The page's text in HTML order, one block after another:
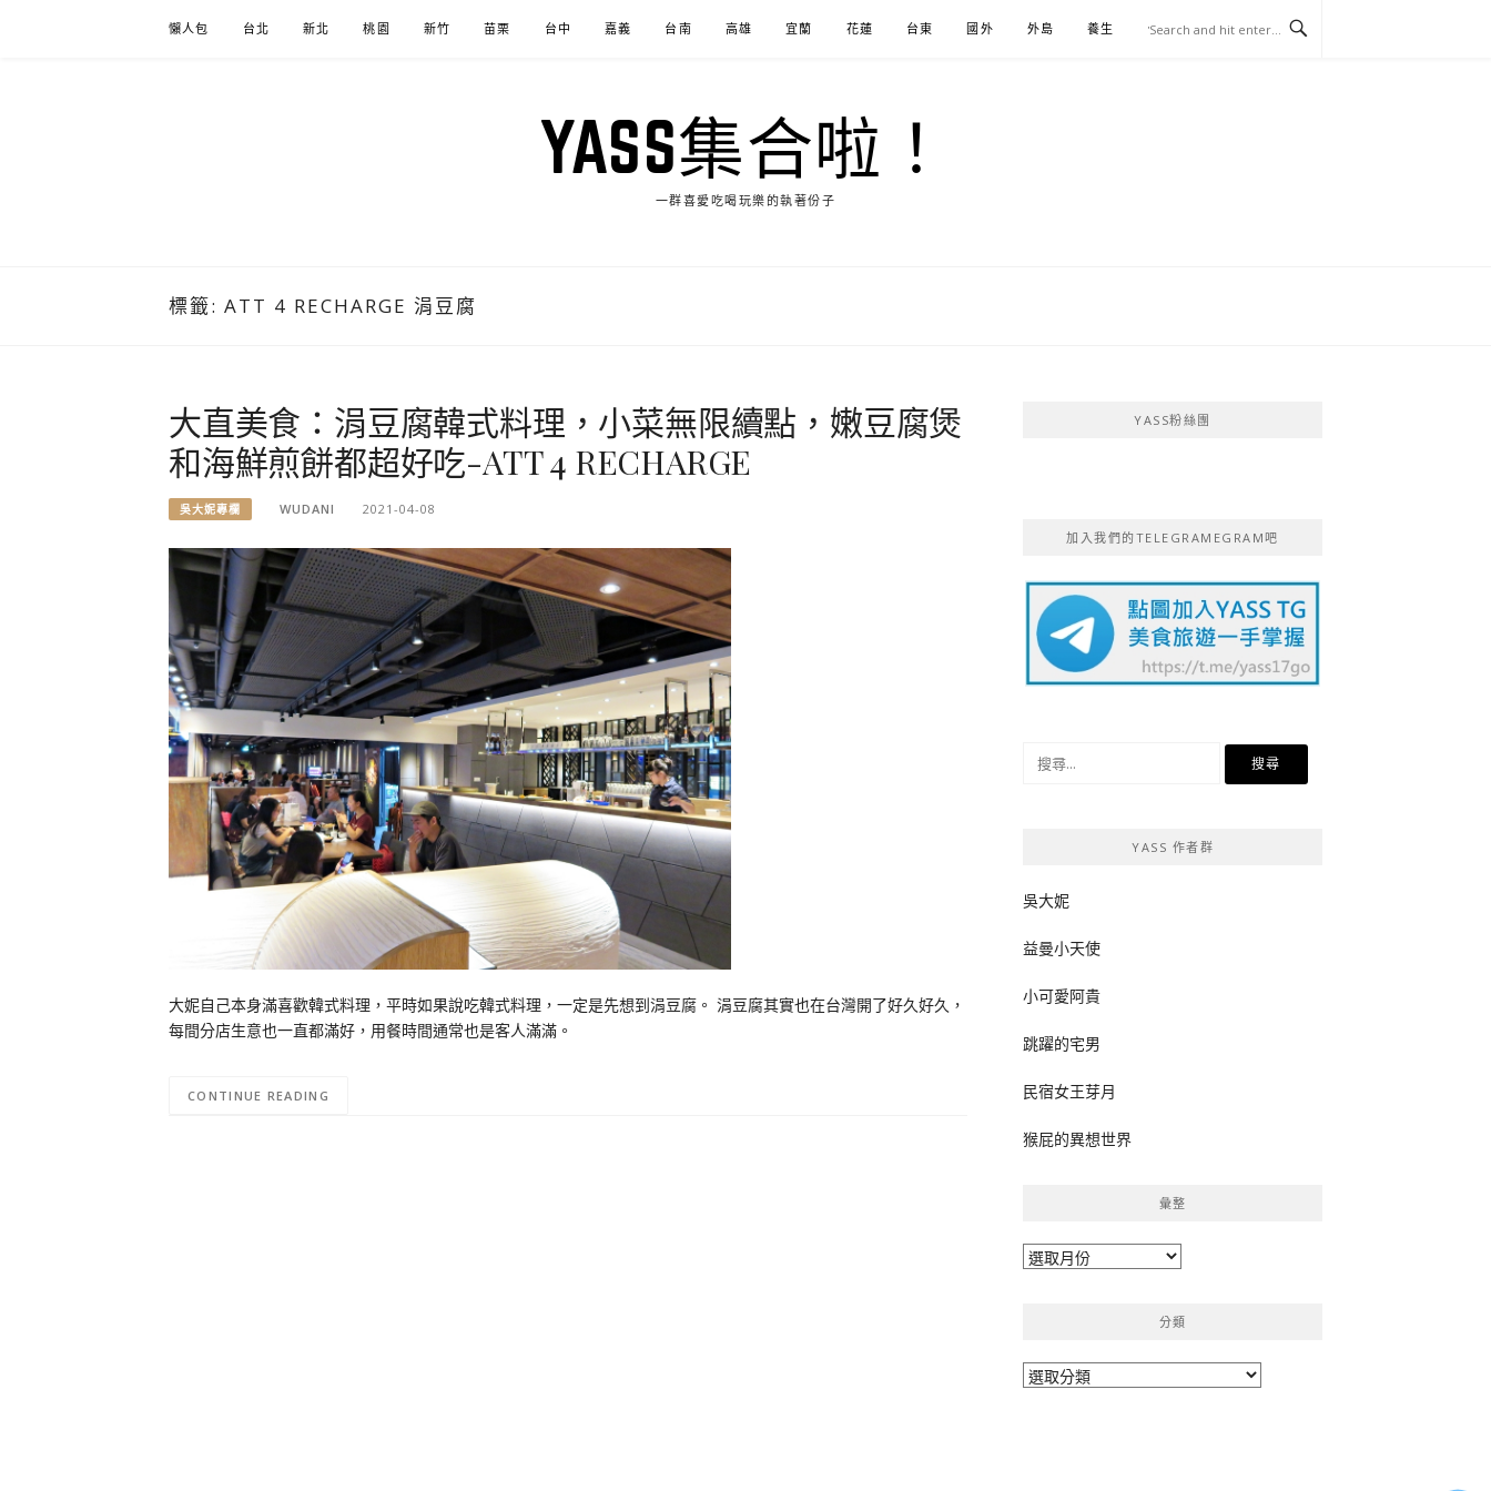
懶人包 台北 新北 桃園 新竹 苗栗 台中 嘉義 台南 高雄 宜蘭 花蓮 台東 國外 外島 養生 伴手禮
YASS集合啦！
一群喜愛吃喝玩樂的執著份子
標籤: ATT 4 RECHARGE 涓豆腐
大直美食：涓豆腐韓式料理，小菜無限續點，嫩豆腐煲
和海鮮煎餅都超好吃-ATT 4 RECHARGE
吳大妮專欄 WUDANI 2021-04-08
大妮自己本身滿喜歡韓式料理，平時如果說吃韓式料理，一定是先想到涓豆腐。 涓豆腐其實也在台灣開了好久好久，
每間分店生意也一直都滿好，用餐時間通常也是客人滿滿。
CONTINUE READING
YASS粉絲團
加入我們的TELEGRAMEGRAM吧
YASS 作者群
吳大妮
益曼小天使
小可愛阿貴
跳躍的宅男
民宿女王芽月
猴屁的異想世界
彙整
彙
分類
分